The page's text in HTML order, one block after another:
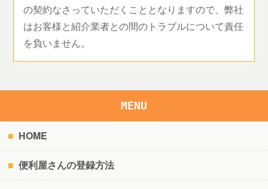
の契約なさっていただくこととなりますので、弊社
はお客様と紹介業者との間のトラブルについて責任
を負いません。
MENU
HOME
便利屋さんの登録方法